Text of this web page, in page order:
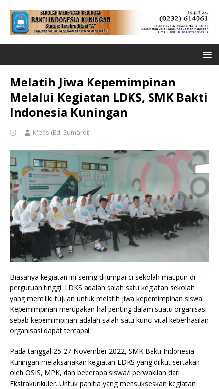
Melatih Jiwa Kepemimpinan
Melalui Kegiatan LDKS, SMK Bakti
Indonesia Kuningan
K'eds (Edi Sumardi)
Biasanya kegiatan ini sering dijumpai di sekolah maupun di
perguruan tinggi. LDKS adalah salah satu kegiatan sekolah
yang memiliki tujuan untuk melatih jiwa kepemimpinan siswa.
Kepemimpinan merupakan hal penting dalam suatu organisasi
sebab kepemimpinan adalah salah satu kunci vital keberhasilan
organisasi dapat tercapai.
Pada tanggal 25-27 November 2022, SMK Bakti Indonesia
Kuningan melaksanakan kegiatan LDKS yang diikut sertakan
oleh OSIS, MPK, dan beberapa siswa/i perwakilan dari
Ekstrakurikuler. Untuk panitia yang mensukseskan kegiatan